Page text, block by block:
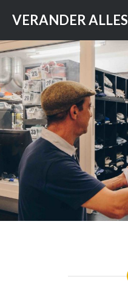
content
VERANDER ALLES